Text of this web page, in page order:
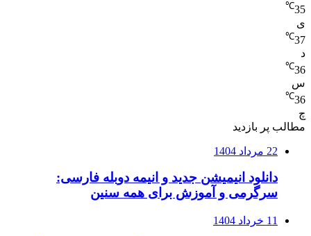
35
℃
ی
37
℃
د
36
℃
س
36
℃
چ
مطالب پر بازدید
22 مرداد 1404
دانلود انیمیشن جدید و انیمه دوبله فارسی:
سرگرمی و آموزش برای همه سنین
11 خرداد 1404